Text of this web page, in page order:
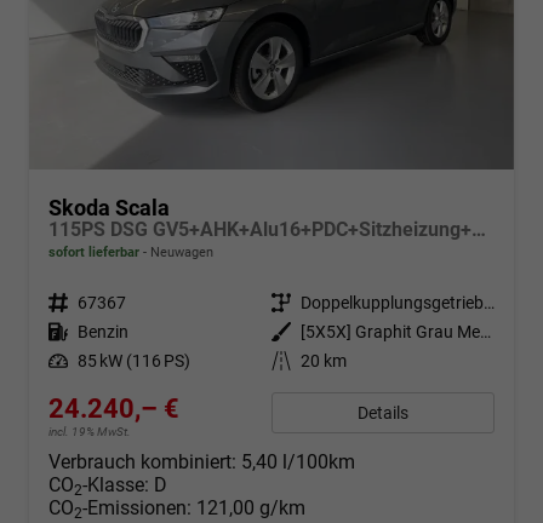
Skoda Scala
115PS DSG GV5+AHK+Alu16+PDC+Sitzheizung+App-Connect
sofort lieferbar Neuwagen
Fahrzeugnr. 67367 Getriebe
Doppelkupplungsgetriebe (DSG)
Kraftstoff Benzin Außenfarbe
[5X5X] Graphit Grau Metallic
Leistung 85 kW (116 PS) Kilometerstand 20 km
24.240,– €
incl. 19% MwSt.
Details
Verbrauch kombiniert: 5,40 l/100km
CO2-Klasse: D
CO2-Emissionen: 121,00 g/km